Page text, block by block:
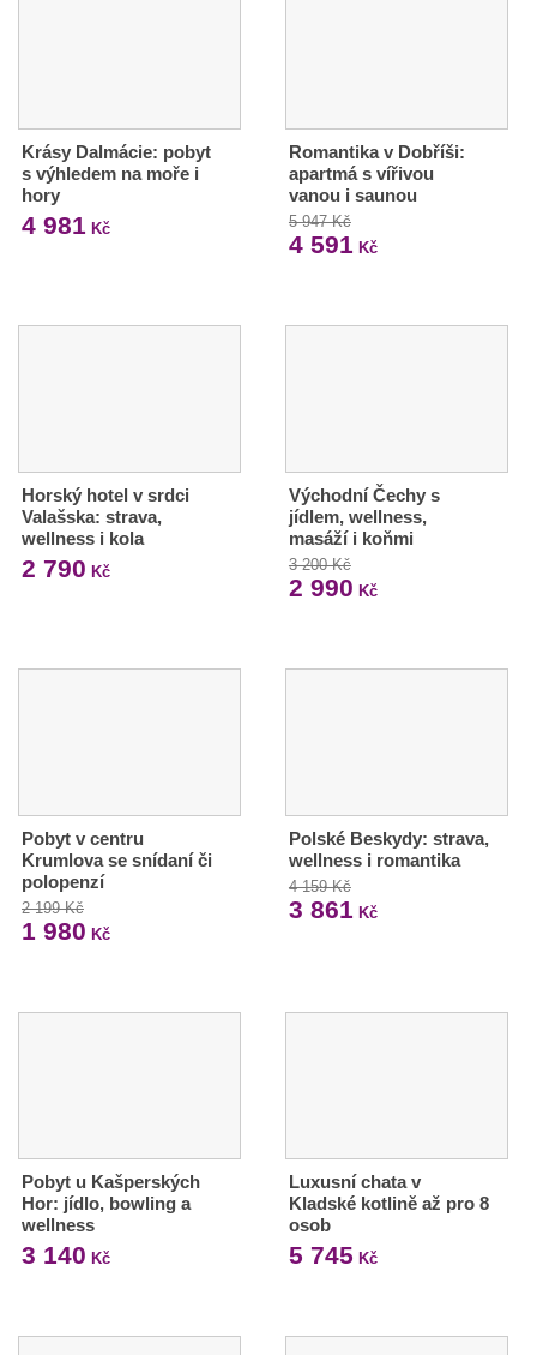
Krásy Dalmácie: pobyt
s výhledem na moře i
hory
4 981 Kč
Romantika v Dobříši:
apartmá s vířivou
vanou i saunou
5 947 Kč
4 591 Kč
Horský hotel v srdci
Valašska: strava,
wellness i kola
2 790 Kč
Východní Čechy s
jídlem, wellness,
masáží i koňmi
3 200 Kč
2 990 Kč
Pobyt v centru
Krumlova se snídaní či
polopenzí
2 199 Kč
1 980 Kč
Polské Beskydy: strava,
wellness i romantika
4 159 Kč
3 861 Kč
Pobyt u Kašperských
Hor: jídlo, bowling a
wellness
3 140 Kč
Luxusní chata v
Kladské kotlině až pro 8
osob
5 745 Kč